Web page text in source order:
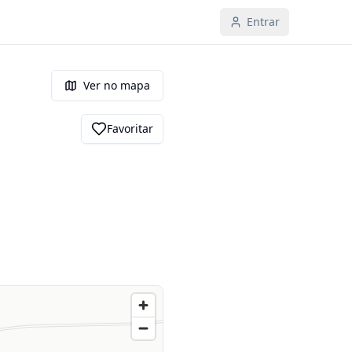
Entrar
Ver no mapa
Favoritar